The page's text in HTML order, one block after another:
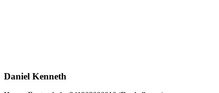
Daniel Kenneth